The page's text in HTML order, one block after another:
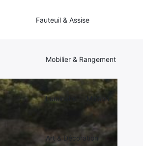
Fauteuil & Assise
Mobilier & Rangement
Luminaire Maison
Art & Décoration